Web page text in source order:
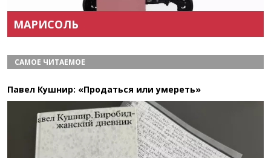
МАРИСОЛЬ
САМОЕ ЧИТАЕМОЕ
Павел Кушнир: «Продаться или умереть»